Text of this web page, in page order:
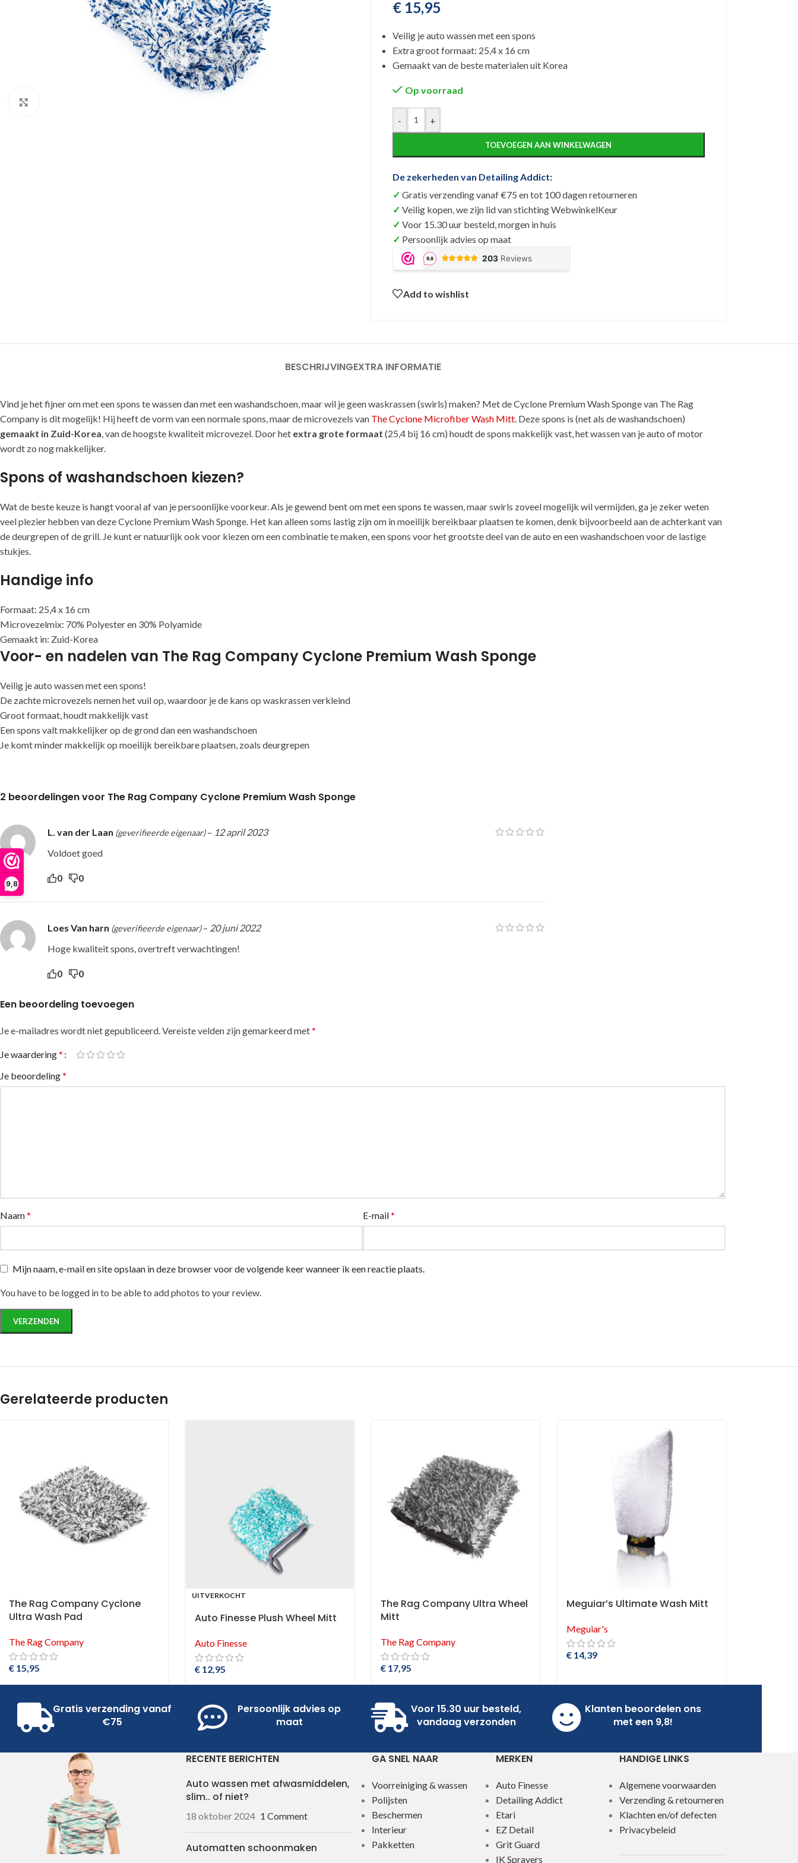
9,8
€15,95
Veilig je auto wassen met een spons
Extra groot formaat: 25,4 x 16 cm
Gemaakt van de beste materialen uit Korea
Op voorraad
- +
TOEVOEGEN AAN WINKELWAGEN
Alternative:
De zekerheden van Detailing Addict:
Gratis verzending vanaf €75 en tot 100 dagen retourneren
Veilig kopen, we zijn lid van stichting WebwinkelKeur
Voor 15.30 uur besteld, morgen in huis
Persoonlijk advies op maat
Add to wishlist
BESCHRIJVINGEXTRA INFORMATIE
Vind je het fijner om met een spons te wassen dan met een washandschoen, maar wil je geen waskrassen (swirls) maken? Met de Cyclone Premium Wash Sponge van The Rag
Company is dit mogelijk! Hij heeft de vorm van een normale spons, maar de microvezels van The Cyclone Microfiber Wash Mitt. Deze spons is (net als de washandschoen)
gemaakt in Zuid-Korea, van de hoogste kwaliteit microvezel. Door het extra grote formaat (25,4 bij 16 cm) houdt de spons makkelijk vast, het wassen van je auto of motor
wordt zo nog makkelijker.
Spons of washandschoen kiezen?
Wat de beste keuze is hangt vooral af van je persoonlijke voorkeur. Als je gewend bent om met een spons te wassen, maar swirls zoveel mogelijk wil vermijden, ga je zeker weten
veel plezier hebben van deze Cyclone Premium Wash Sponge. Het kan alleen soms lastig zijn om in moeilijk bereikbaar plaatsen te komen, denk bijvoorbeeld aan de achterkant van
de deurgrepen of de grill. Je kunt er natuurlijk ook voor kiezen om een combinatie te maken, een spons voor het grootste deel van de auto en een washandschoen voor de lastige
stukjes.
Handige info
Formaat: 25,4 x 16 cm
Microvezelmix: 70% Polyester en 30% Polyamide
Gemaakt in: Zuid-Korea
Voor- en nadelen van The Rag Company Cyclone Premium Wash Sponge
Veilig je auto wassen met een spons!
De zachte microvezels nemen het vuil op, waardoor je de kans op waskrassen verkleind
Groot formaat, houdt makkelijk vast
Een spons valt makkelijker op de grond dan een washandschoen
Je komt minder makkelijk op moeilijk bereikbare plaatsen, zoals deurgrepen
2 beoordelingen voor The Rag Company Cyclone Premium Wash Sponge
L. van der Laan (geverifieerde eigenaar) – 12 april 2023
Voldoet goed
0 0
Loes Van harn (geverifieerde eigenaar) – 20 juni 2022
Hoge kwaliteit spons, overtreft verwachtingen!
0 0
Een beoordeling toevoegen
Je e-mailadres wordt niet gepubliceerd.Vereiste velden zijn gemarkeerd met*
Je waardering*
Je beoordeling*
Naam* E-mail*
Mijn naam, e-mail en site opslaan in deze browser voor de volgende keer wanneer ik een reactie plaats.
You have to be logged in to be able to add photos to your review.
Alternative:
Gerelateerde producten
The Rag Company Cyclone
Ultra Wash Pad
The Rag Company
€ 15,95
UITVERKOCHT
Auto Finesse Plush Wheel Mitt
Auto Finesse
€ 12,95
The Rag Company Ultra Wheel
Mitt
The Rag Company
€ 17,95
Meguiar’s Ultimate Wash Mitt
Meguiar's
€ 14,39
Gratis verzending vanaf
€75
Persoonlijk advies op
maat
Voor 15.30 uur besteld,
vandaag verzonden
Klanten beoordelen ons
met een 9,8!
RECENTE BERICHTEN
Auto wassen met afwasmiddelen,
slim.. of niet?
18 oktober 2024 1 Comment
Automatten schoonmaken
GA SNEL NAAR
Voorreiniging & wassen
Polijsten
Beschermen
Interieur
Pakketten
MERKEN
Auto Finesse
Detailing Addict
Etari
EZ Detail
Grit Guard
IK Sprayers
HANDIGE LINKS
Algemene voorwaarden
Verzending & retourneren
Klachten en/of defecten
Privacybeleid